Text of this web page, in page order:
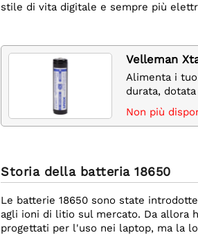
stile di vita digitale e sempre più
Velleman
Alimenta i
durata,
Non più
Storia della batteria 18650
Le batterie 18650 sono state
agli ioni di litio sul mercato. Da allora
progettati per l'uso nei laptop, ma la